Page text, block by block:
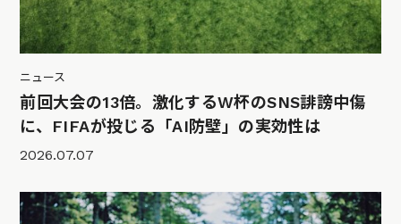
ニュース
前回大会の13倍。激化するW杯のSNS誹謗中傷
に、FIFAが投じる「AI防壁」の実効性は
2026.07.07